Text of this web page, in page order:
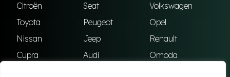
Citroën
Seat
Volkswagen
Toyota
Peugeot
Opel
Nissan
Jeep
Renault
Cupra
Audi
Omoda